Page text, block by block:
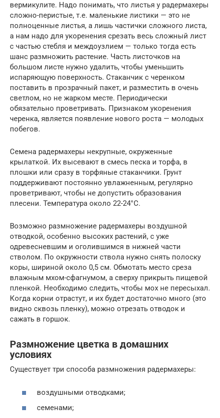
вермикулите. Надо понимать, что листья у радермахеры
сложно-перистые, т.е. маленькие листики — это не
полноценные листья, а лишь частички сложного листа,
а нам надо для укоренения срезать весь сложный лист
с частью стебля и междоузлием — только тогда есть
шанс размножить растение. Часть листочков на
большом листе нужно удалить, чтобы уменьшить
испаряющую поверхность. Стаканчик с черенком
поставить в прозрачный пакет, и разместить в очень
светлом, но не жарком месте. Периодически
обязательно проветривать. Признаком укоренения
черенка, является появление нового роста — молодых
побегов.
Семена радермахеры некрупные, окруженные
крылаткой. Их высевают в смесь песка и торфа, в
плошки или сразу в торфяные стаканчики. Грунт
поддерживают постоянно увлажненным, регулярно
проветривают, чтобы не допустить образования
плесени. Температура около 22-24°С.
Возможно размножение радермахеры воздушной
отводкой, особенно высоких растений, с уже
одревесневшим и оголившимся в нижней части
стволом. По окружности ствола нужно снять полоску
коры, шириной около 0,5 см. Обмотать место среза
влажным мхом-сфагнумом, а сверху прикрыть пищевой
пленкой. Необходимо следить, чтобы мох не пересыхал.
Когда корни отрастут, и их будет достаточно много (это
видно сквозь пленку), можно отрезать отводок и
сажать в горшок.
Размножение цветка в домашних
условиях
Существует три способа размножения радермахеры:
воздушными отводками;
семенами;